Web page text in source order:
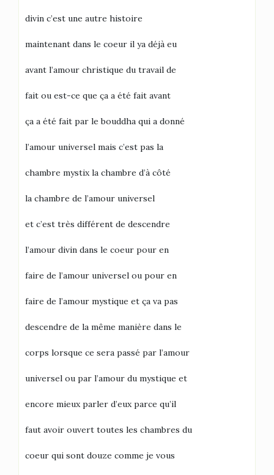
divin c’est une autre histoire
maintenant dans le coeur il ya déjà eu
avant l’amour christique du travail de
fait ou est-ce que ça a été fait avant
ça a été fait par le bouddha qui a donné
l’amour universel mais c’est pas la
chambre mystix la chambre d’à côté
la chambre de l’amour universel
et c’est très différent de descendre
l’amour divin dans le coeur pour en
faire de l’amour universel ou pour en
faire de l’amour mystique et ça va pas
descendre de la même manière dans le
corps lorsque ce sera passé par l’amour
universel ou par l’amour du mystique et
encore mieux parler d’eux parce qu’il
faut avoir ouvert toutes les chambres du
coeur qui sont douze comme je vous